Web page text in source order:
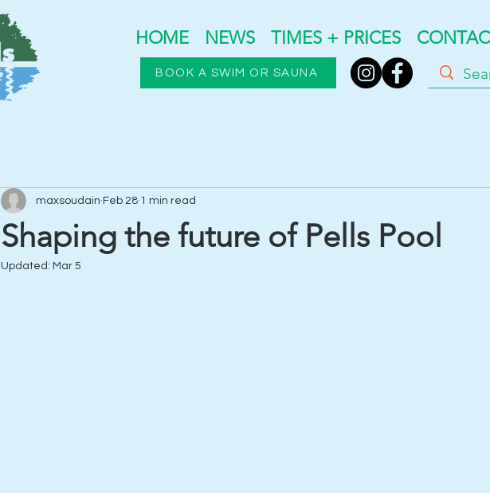
HOME NEWS TIMES + PRICES
BOOK A SWIM OR SAUNA
Shaping the future of Pells Pool
maxsoudain Feb 28 1 min read
Updated: Mar 5